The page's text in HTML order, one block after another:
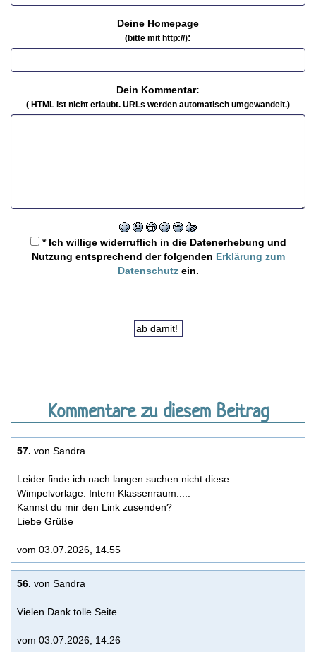
Deine Homepage
(bitte mit http://):
Dein Kommentar:
( HTML ist nicht erlaubt. URLs werden automatisch umgewandelt.)
* Ich willige widerruflich in die Datenerhebung und
Nutzung entsprechend der folgenden Erklärung zum
Datenschutzein.
Kommentare zu diesem Beitrag
57. von Sandra
Leider finde ich nach langen suchen nicht diese
Wimpelvorlage. Intern Klassenraum.....
Kannst du mir den Link zusenden?
Liebe Grüße
vom 03.07.2026, 14.55
56. von Sandra
Vielen Dank tolle Seite
vom 03.07.2026, 14.26